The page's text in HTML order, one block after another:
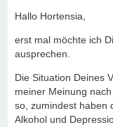
Hallo Hortensia,
erst mal möchte ich
ausprechen.
Die Situation Deines
meiner Meinung
so, zumindest haben
Alkohol und